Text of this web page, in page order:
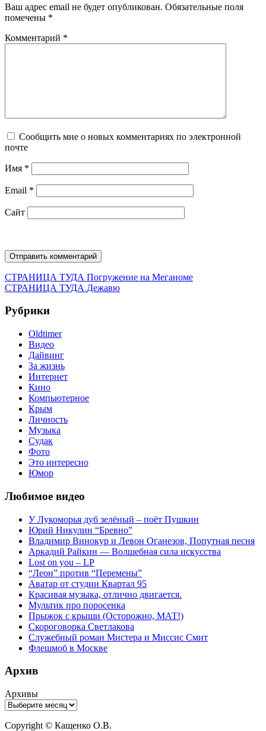
Ваш адрес email не будет опубликован. Обязательные поля
помечены *
Комментарий *
Сообщить мне о новых комментариях по электронной
почте
Имя *
Email *
Сайт
Навигация
по
записям
СТРАНИЦА ТУДА Предыдущая
запись:
Погружение на Меганоме
СТРАНИЦА ТУДА Следующая
Дежавю
Рубрики
Oldtimer
Видео
Дайвинг
За жизнь
Интернет
Кино
Компьютерное
Крым
Личность
Музыка
Судак
Фото
Это интересно
Юмор
Любимое видео
У Лукоморья дуб зелёный – поёт Пушкин
Юрий Никулин “Бревно”
Владимир Винокур и Левон Оганезов, Попутная песня
Аркадий Райкин — Волшебная сила искусства
Lost on you – LP
“Леон” против “Перемены”
Аватар от студии Квартал 95
Красивая музыка, отлично двигается.
Мультик про поросенка
Прыжок с крыши (Осторожно, МАТ!)
Скороговорка Светлакова
Служебный роман Мистера и Миссис Смит
Флешмоб в Москве
Архив
Архивы
Copyright © Кащенко О.В.